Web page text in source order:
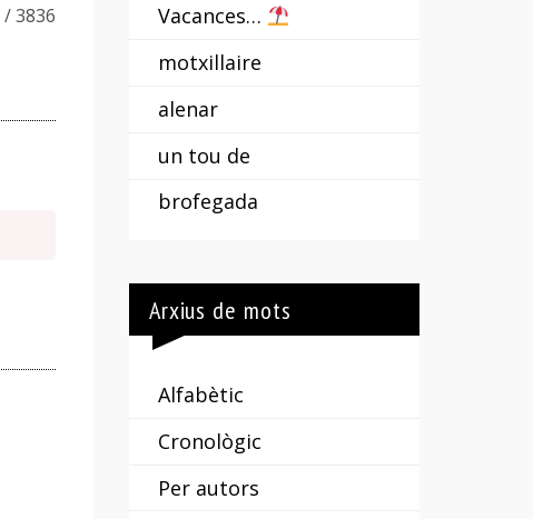
/ 3836
Vacances…
motxillaire
alenar
un tou de
brofegada
Arxius de mots
Alfabètic
Cronològic
Per autors